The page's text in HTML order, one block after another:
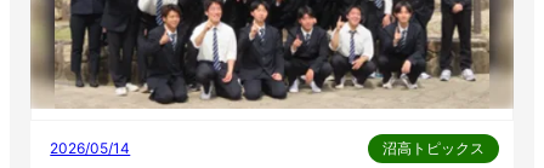
2026/05/14 沼高トピックス